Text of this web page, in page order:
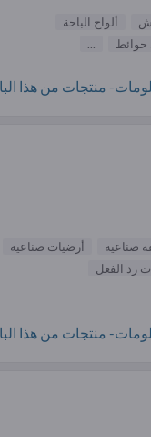
ألواح الباحة
حوائط ...
منتجات من هذا
صناعية
أرضيات صناعية
رد الفعل
منتجات من هذا